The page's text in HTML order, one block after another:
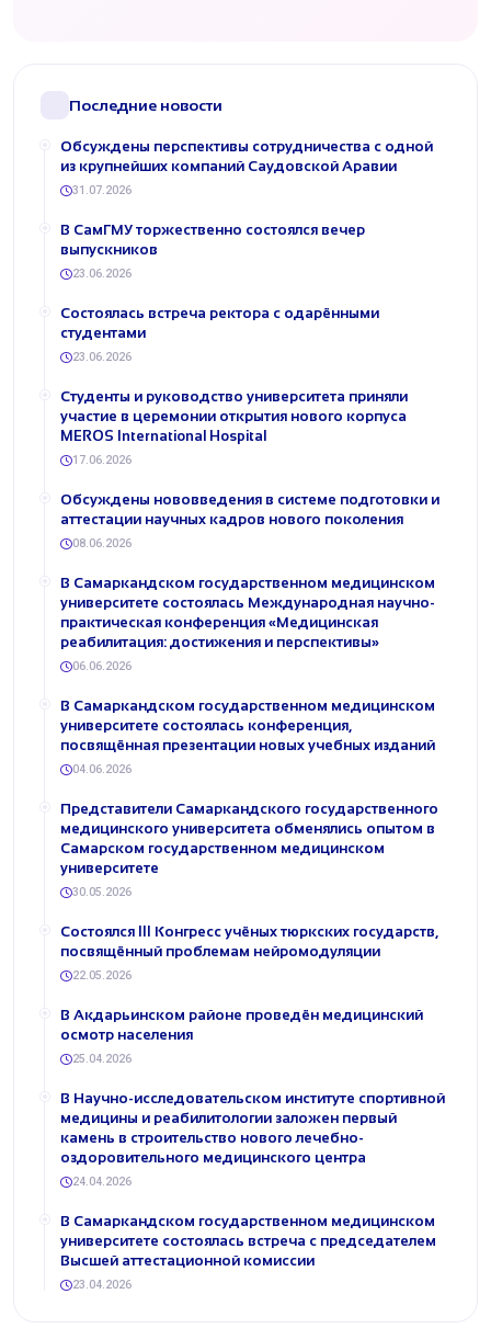
Последние новости
Обсуждены перспективы сотрудничества с одной
из крупнейших компаний Саудовской Аравии
31.07.2026
В СамГМУ торжественно состоялся вечер
выпускников
23.06.2026
Состоялась встреча ректора с одарёнными
студентами
23.06.2026
Студенты и руководство университета приняли
участие в церемонии открытия нового корпуса
MEROS International Hospital
17.06.2026
Обсуждены нововведения в системе подготовки и
аттестации научных кадров нового поколения
08.06.2026
В Самаркандском государственном медицинском
университете состоялась Международная научно-
практическая конференция «Медицинская
реабилитация: достижения и перспективы»
06.06.2026
В Самаркандском государственном медицинском
университете состоялась конференция,
посвящённая презентации новых учебных изданий
04.06.2026
Представители Самаркандского государственного
медицинского университета обменялись опытом в
Самарском государственном медицинском
университете
30.05.2026
Состоялся III Конгресс учёных тюркских государств,
посвящённый проблемам нейромодуляции
22.05.2026
В Акдарьинском районе проведён медицинский
осмотр населения
25.04.2026
В Научно-исследовательском институте спортивной
медицины и реабилитологии заложен первый
камень в строительство нового лечебно-
оздоровительного медицинского центра
24.04.2026
В Самаркандском государственном медицинском
университете состоялась встреча с председателем
Высшей аттестационной комиссии
23.04.2026